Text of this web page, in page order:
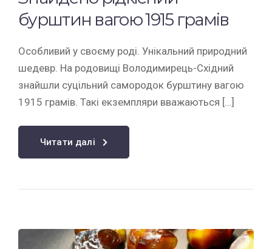
бурштин вагою 1915 грамів
Особливий у своєму роді. Унікальний природний
шедевр. На родовищі Володимирець-Східний
знайшли суцільний самородок бурштину вагою
1915 грамів. Такі екземпляри вважаються […]
Читати далі